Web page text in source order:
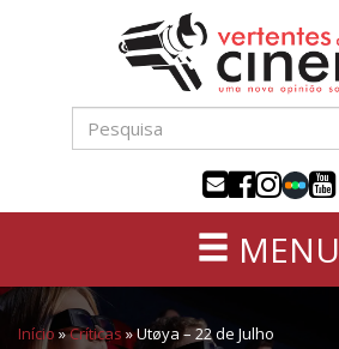
conteúdo
sétima
MENU
Início »Críticas »Utøya – 22 de Julho